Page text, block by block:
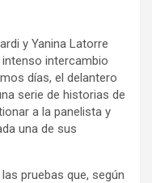
y Yanina Latorre
intercambio
días, el delantero
serie de historias de
a la panelista y
una de sus
pruebas que, según